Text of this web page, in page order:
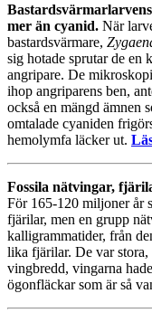
mer än cyanid. När
bastardsvärmare,
sig hotade sprutar de en
angripare. De
ihop angriparens ben,
också en mängd ämnen
omtalade cyaniden
hemolymfa läcker ut.
Fossila nätvingar,
För 165-120 miljoner år
fjärilar, men en grupp
kalligrammatider, från
lika fjärilar. De var
vingbredd, vingarna
ögonfläckar som är så